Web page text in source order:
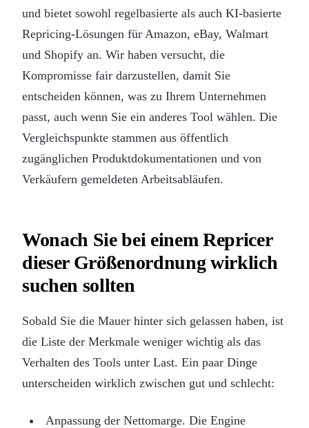
und bietet sowohl regelbasierte als auch KI-basierte
Repricing-Lösungen für Amazon, eBay, Walmart
und Shopify an. Wir haben versucht, die
Kompromisse fair darzustellen, damit Sie
entscheiden können, was zu Ihrem Unternehmen
passt, auch wenn Sie ein anderes Tool wählen. Die
Vergleichspunkte stammen aus öffentlich
zugänglichen Produktdokumentationen und von
Verkäufern gemeldeten Arbeitsabläufen.
Wonach Sie bei einem Repricer
dieser Größenordnung wirklich
suchen sollten
Sobald Sie die Mauer hinter sich gelassen haben, ist
die Liste der Merkmale weniger wichtig als das
Verhalten des Tools unter Last. Ein paar Dinge
unterscheiden wirklich zwischen gut und schlecht:
Anpassung der Nettomarge. Die Engine